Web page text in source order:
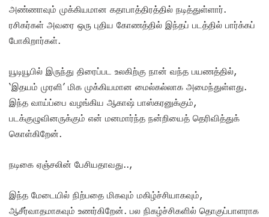
அண்ணாவும் முக்கியமான கதாபாத்திரத்தில் நடித்துள்ளார்.
ரசிகர்கள் அவரை ஒரு புதிய கோணத்தில் இந்தப் படத்தில் பார்க்கப்
போகிறார்கள்.
யூடியூபில் இருந்து திரைப்பட உலகிற்கு நான் வந்த பயணத்தில்,
‘இதயம் முரளி’ மிக முக்கியமான மைல்கல்லாக அமைந்துள்ளது.
இந்த வாய்ப்பை வழங்கிய ஆகாஷ் பாஸ்கரனுக்கும்,
படக்குழுவினருக்கும் என் மனமார்ந்த நன்றியைத் தெரிவித்துக்
கொள்கிறேன்.
நடிகை ஏஞ்சலின் பேசியதாவது..,
இந்த மேடையில் நிற்பதை மிகவும் மகிழ்ச்சியாகவும்,
ஆசீர்வாதமாகவும் உணர்கிறேன். பல நிகழ்ச்சிகளில் தொகுப்பாளராக